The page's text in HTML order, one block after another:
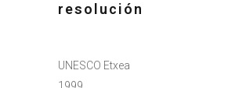
resolución
UNESCO Etxea